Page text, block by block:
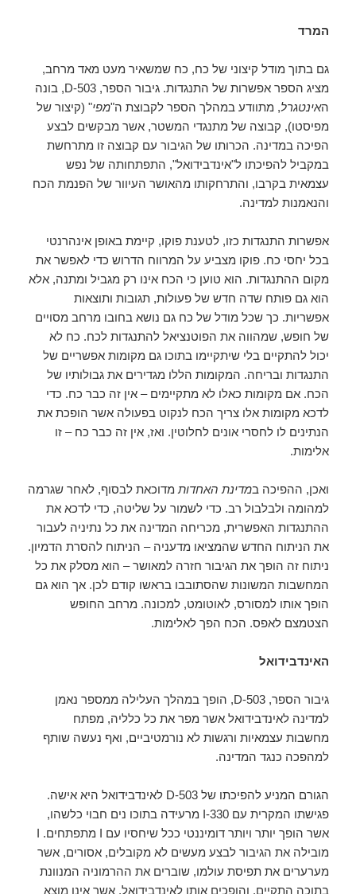
המרד
גם בתוך מודל קיצוני של כח, כח שמשאיר מעט מאד מרחב,
מציג הספר אפשרות של התנגדות. גיבור הספר, D-503, בונה
האינטגרל, מתוודע במהלך הספר לקבוצת ה"מפי" (קיצור של
מפיסטו), קבוצה של מתנגדי המשטר, אשר מבקשים לבצע
הפיכה במדינה. הכרותו של הגיבור עם קבוצה זו מתרחשת
במקביל להפיכתו ל"אינדבידואל", התפתחותה של נפש
עצמאית בקרבו, והתרחקותו מהאושר העיוור של הפנמת הכח
והנאמנות למדינה.
אפשרות התנגדות כזו, לטענת פוקו, קיימת באופן אינהרנטי
בכל יחסי כח. פוקו מצביע על המרווח הדרוש כדי לאפשר את
מקום ההתנגדות. הוא טוען כי הכח אינו רק מגביל ומתנה, אלא
הוא גם פותח שדה חדש של פעולות, תגובות ותוצאות
אפשריות. כך שכל מודל של כח גם נושא בחובו מרחב מסויים
של חופש, שמהווה את הפוטנציאל להתנגדות לכח. כח לא
יכול להתקיים בלי שיתקיימו בתוכו גם מקומות אפשריים של
התנגדות ובריחה. המקומות הללו מגדירים את גבולותיו של
הכח. אם מקומות כאלו לא מתקיימים – אין זה כבר כח. כדי
לדכא מקומות אלו צריך הכח לנקוט בפעולה אשר הופכת את
הנתינים לו לחסרי אונים לחלוטין. ואז, אין זה כבר כח – זו
אלימות.
ואכן, ההפיכה במדינת האחדות מדוכאת לבסוף, לאחר שגרמה
למהומה ולבלבול רב. כדי לשמור על שליטה, כדי לדכא את
ההתנגדות האפשרית, מכריחה המדינה את כל נתיניה לעבור
את הניתוח החדש שהמציאו מדעניה – הניתוח להסרת הדמיון.
ניתוח זה הופך את הגיבור חזרה למאושר – הוא מסלק את כל
המחשבות המשונות שהסתובבו בראשו קודם לכן. אך הוא גם
הופך אותו למסורס, לאוטומט, למכונה. מרחב החופש
הצטמצם לאפס. הכח הפך לאלימות.
האינדבידואל
גיבור הספר, D-503, הופך במהלך העלילה ממספר נאמן
למדינה לאינדבידואל אשר מפר את כל כלליה, מפתח
מחשבות עצמאיות ורגשות לא נורמטיביים, ואף נעשה שותף
למהפכה כנגד המדינה.
הגורם המניע להפיכתו של D-503 לאינדבידואל היא אישה.
פגישתו המקרית עם I-330 מרעידה בתוכו נים חבוי כלשהו,
אשר הופך יותר ויותר דומיננטי ככל שיחסיו עם I מתפתחים. I
מובילה את הגיבור לבצע מעשים לא מקובלים, אסורים, אשר
מערערים את תפיסת עולמו, שוברים את ההרמוניה המנוונת
בתוכה התקיים, והופכים אותו לאינדבידואל, אשר אינו מוצא